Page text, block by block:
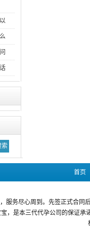
首页
服务尽心周到。先签正式合
，是本三代代孕公司的保证